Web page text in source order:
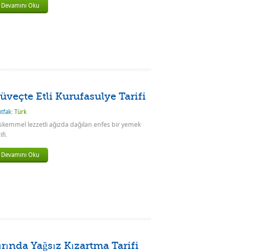
Devamını Oku
Etli Kurufasulye Tarifi
Türk
lezzetli ağızda dağılan enfes bir yemek
Devamını Oku
Yağsız Kızartma Tarifi